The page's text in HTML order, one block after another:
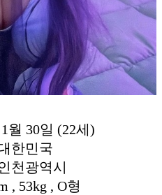
월 30일 (22세)
한민국
천광역시
, 53kg , O형